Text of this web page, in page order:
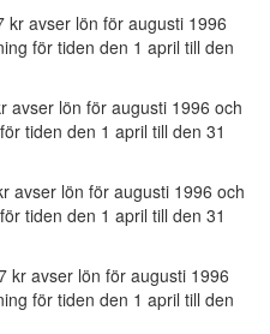
kr avser lön för augusti 1996
för tiden den 1 april till den
avser lön för augusti 1996 och
tiden den 1 april till den 31
avser lön för augusti 1996 och
tiden den 1 april till den 31
kr avser lön för augusti 1996
för tiden den 1 april till den